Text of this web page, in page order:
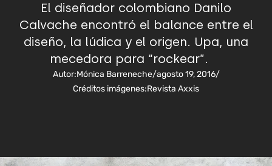
El diseñador colombiano Danilo
Calvache encontró el balance entre el
diseño, la lúdica y el origen. Upa, una
mecedora para “rockear”.
Autor:Mónica Barreneche/agosto 19, 2016/
Créditos imágenes:Revista Axxis